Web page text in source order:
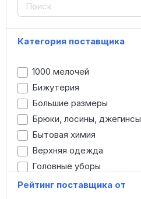
Категория поставщика
1000 мелочей
Бижутерия
Большие размеры
Брюки, лосины, джегинсы
Бытовая химия
Верхняя одежда
Головные уборы
Детская одежда
Рейтинг поставщика от